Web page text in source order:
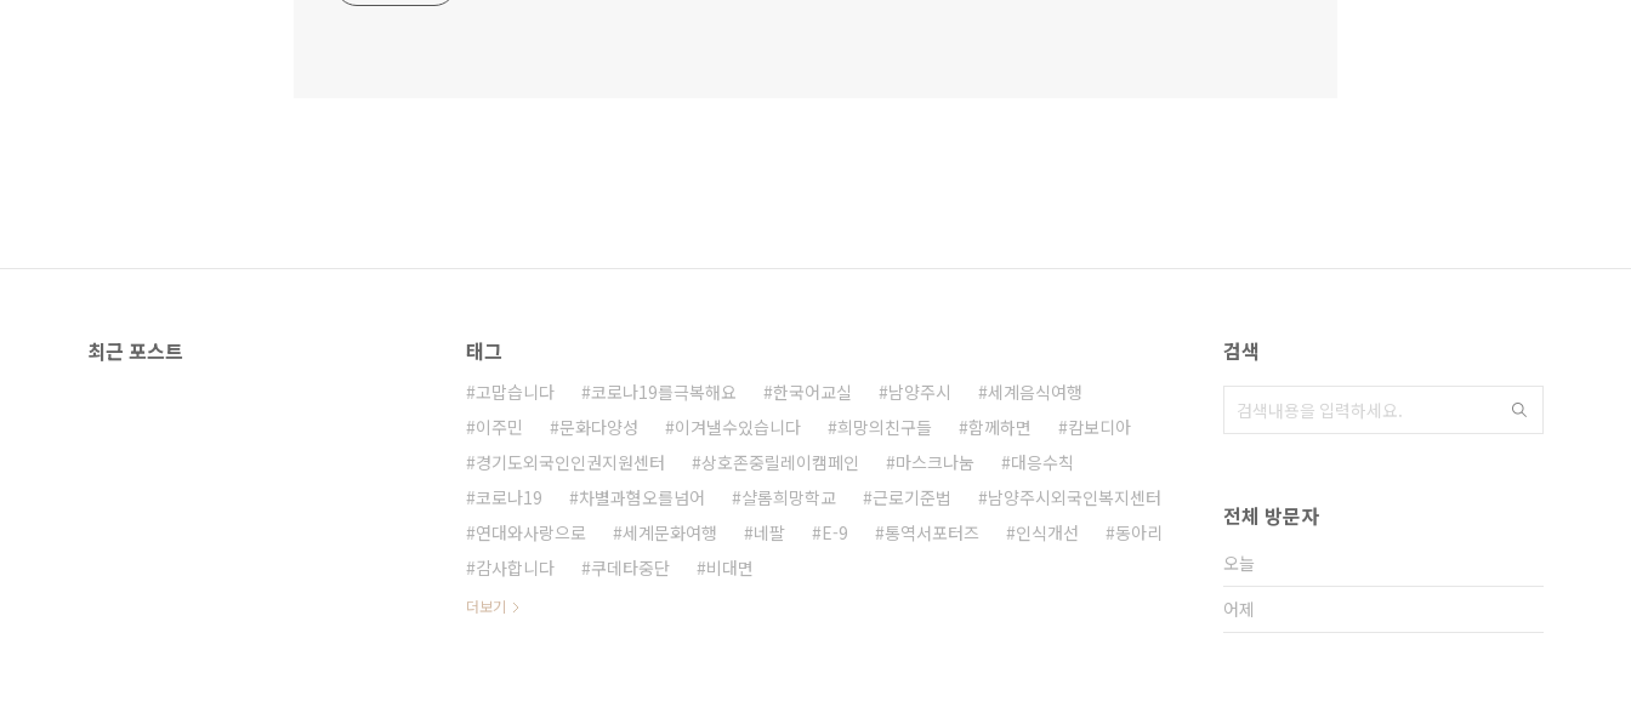
최근 포스트 태그
고맙습니다 코로나19를극복해요 한국어교실 남양주시
세계음식여행
이주민
문화다양성 이겨낼수있습니다 희망의친구들 함께하면
캄보디아
경기도외국인인권지원센터
상호존중릴레이캠페인 마스크나눔
대응수칙
코로나19
차별과혐오를넘어 샬롬희망학교 근로기준법
남양주시외국인복지센터
연대와사랑으로
세계문화여행 네팔 E-9 통역서포터즈 인식개선
동아리
감사합니다
쿠데타중단 비대면
더보기
검색
전체 방문자
오늘
어제